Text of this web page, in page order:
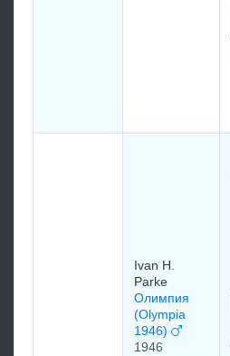
Ivan H.
Parke
Олимпия
(Olympia
1946)
1946